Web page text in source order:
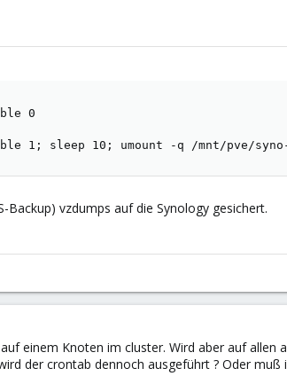
0
1; sleep 10; umount -q /mnt/pve/
Backup) vzdumps auf die Synology gesichert.
einem Knoten im cluster. Wird aber auf allen
der crontab dennoch ausgeführt ? Oder